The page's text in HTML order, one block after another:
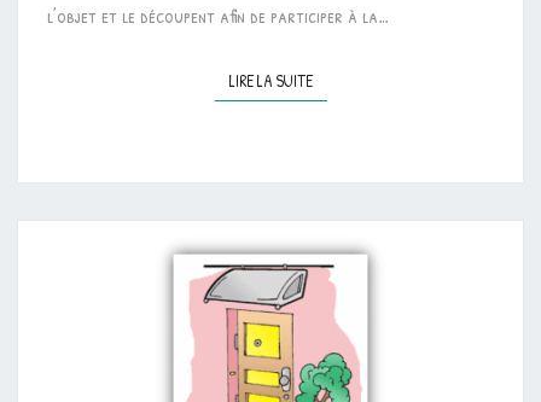
l’objet et le découpent afin de participer à la…
LIRE LA SUITELIRE LA SUITE